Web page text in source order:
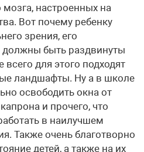
настроенных на
Вот почему ребенку
зрения, его
должны быть раздвинуты
для этого подходят
ландшафты. Ну а в школе
освободить окна от
и прочего, что
в наилучшем
Также очень благотворно
детей, а также на их